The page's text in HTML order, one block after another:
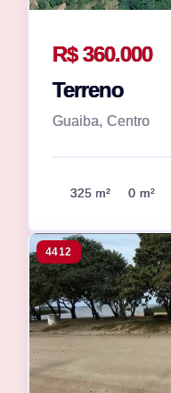
R$ 360.000
Terreno
Guaiba, Centro
325 m² 0 m²
4412